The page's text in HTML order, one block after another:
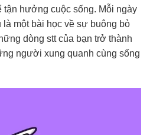
tận hưởng cuộc sống. Mỗi ngày
là một bài học về sự buông bỏ
dòng stt của bạn trở thành
người xung quanh cùng sống